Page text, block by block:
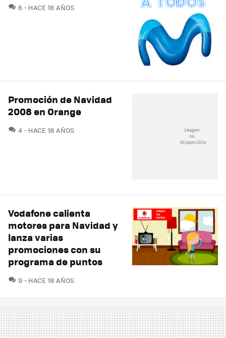
6 COMENTARIOS
HACE 18 AÑOS
Promoción de Navidad
2008 en Orange
4 COMENTARIOS
HACE 18 AÑOS
Vodafone calienta
motores para Navidad y
lanza varias
promociones con su
programa de puntos
9 COMENTARIOS
HACE 18 AÑOS